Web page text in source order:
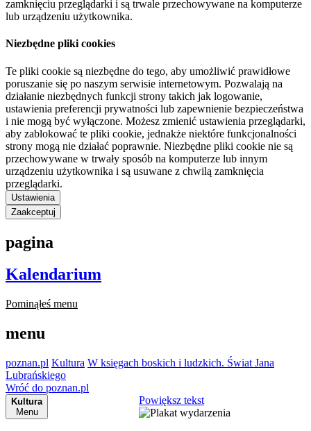
zamknięciu przeglądarki i są trwale przechowywane na komputerze
lub urządzeniu użytkownika.
Niezbędne pliki cookies
Te pliki cookie są niezbędne do tego, aby umożliwić prawidłowe
poruszanie się po naszym serwisie internetowym. Pozwalają na
działanie niezbędnych funkcji strony takich jak logowanie,
ustawienia preferencji prywatności lub zapewnienie bezpieczeństwa
i nie mogą być wyłączone. Możesz zmienić ustawienia przeglądarki,
aby zablokować te pliki cookie, jednakże niektóre funkcjonalności
strony mogą nie działać poprawnie. Niezbędne pliki cookie nie są
przechowywane w trwały sposób na komputerze lub innym
urządzeniu użytkownika i są usuwane z chwilą zamknięcia
przeglądarki.
Ustawienia
Zaakceptuj
pagina
Kalendarium
Pominąłeś menu
menu
poznan.pl Kultura W księgach boskich i ludzkich. Świat Jana
Lubrańskiego
Wróć do poznan.pl
Kultura
Menu
Powiększ tekst